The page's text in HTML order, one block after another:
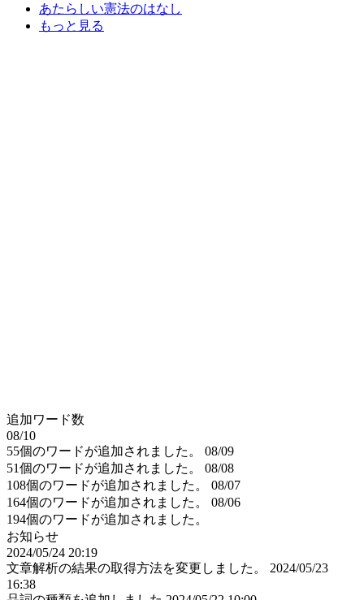
あたらしい憲法のはなし
もっと見る
追加ワード数
08/10
55個のワードが追加されました。
08/09
51個のワードが追加されました。
08/08
108個のワードが追加されました。
08/07
164個のワードが追加されました。
08/06
194個のワードが追加されました。
お知らせ
2024/05/24 20:19
文章解析の結果の取得方法を変更しました。
2024/05/23
16:38